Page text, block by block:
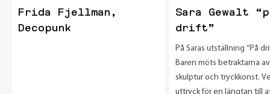
Frida Fjellman,
Decopunk
Sara Gewalt
drift”
På Saras utställning “På
Baren möts betraktarna
skulptur och tryckkonst.
uttryck för en längtan till